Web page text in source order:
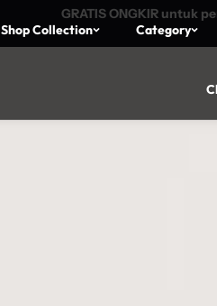
GRATIS ONGKIR untuk
Shop Collection Category